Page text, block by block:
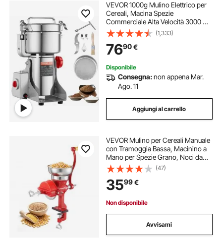
VEVOR 1000g Mulino Elettrico per
Cereali, Macina Spezie
Commerciale Alta Velocità 3000 W,
Macchina Polverizzazione in
Acciaio Inox, per Cereali Secchi,
Spezie, Caffè, Mais, Pepe, Tipo
Oscillante
(1,333)
7690€
Disponibile
Consegna:non appena Mar.
Ago. 11
Aggiungi al carrello
VEVOR Mulino per Cereali Manuale
con Tramoggia Bassa, Macinino a
Mano per Spezie Grano, Noci da
Cucina, Montaggio da Tavolo con
Morsetto in Ghisa, Mulino Grano
Mais con Coperchio Antipolvere
(47)
3599€
Non disponibile
Avvisami